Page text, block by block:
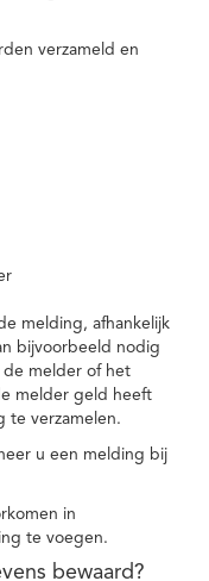
verzameld en
melding, afhankelijk
bijvoorbeeld nodig
de melder of het
melder geld heeft
te verzamelen.
u een melding bij
in
te voegen.
bewaard?